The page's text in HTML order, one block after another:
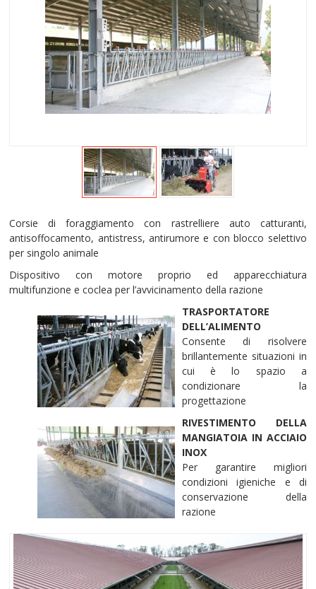
Corsie di foraggiamento con rastrelliere auto catturanti,
antisoffocamento, antistress, antirumore e con blocco selettivo
per singolo animale
Dispositivo con motore proprio ed apparecchiatura
multifunzione e coclea per l’avvicinamento della razione
TRASPORTATORE
DELL’ALIMENTO
Consente di risolvere
brillantemente situazioni in
cui è lo spazio a
condizionare la
progettazione
RIVESTIMENTO DELLA
MANGIATOIA IN ACCIAIO
INOX
Per garantire migliori
condizioni igieniche e di
conservazione della
razione